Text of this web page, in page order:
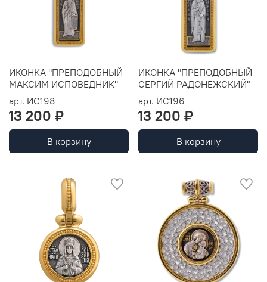
ИКОНКА "ПРЕПОДОБНЫЙ
МАКСИМ ИСПОВЕДНИК"
арт. ИС198
13 200 ₽
В корзину
ИКОНКА "ПРЕПОДОБНЫЙ
СЕРГИЙ РАДОНЕЖСКИЙ"
арт. ИС196
13 200 ₽
В корзину